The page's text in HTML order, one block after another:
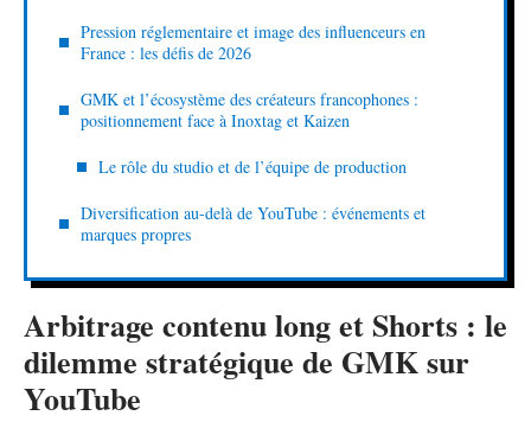
Pression réglementaire et image des influenceurs en
France : les défis de 2026
GMK et l’écosystème des créateurs francophones :
positionnement face à Inoxtag et Kaizen
Le rôle du studio et de l’équipe de production
Diversification au-delà de YouTube : événements et
marques propres
Arbitrage contenu long et Shorts : le
dilemme stratégique de GMK sur
YouTube